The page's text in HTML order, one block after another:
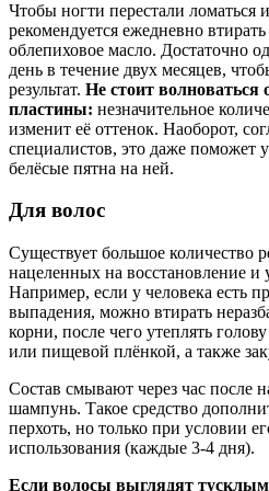
Чтобы ногти перестали ломаться
рекомендуется ежедневно
облепиховое масло. Достаточно
день в течение двух месяцев,
результат. Не стоит волноваться
пластины: незначительное
изменит её оттенок. Наоборот,
специалистов, это даже поможет
белёсые пятна на ней.
Для волос
Существует большое количество
нацеленных на восстановление и
Например, если у человека есть
выпадения, можно втирать
корни, после чего утеплять
или пищевой плёнкой, а также
Состав смывают через час после
шампунь. Такое средство
перхоть, но только при условии
использования (каждые 3-4 дня).
Если волосы выглядят